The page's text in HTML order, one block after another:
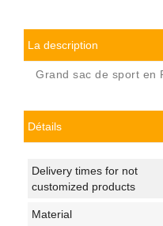
La description
Grand sac de sport en
Détails
Delivery times for not
customized products
Material